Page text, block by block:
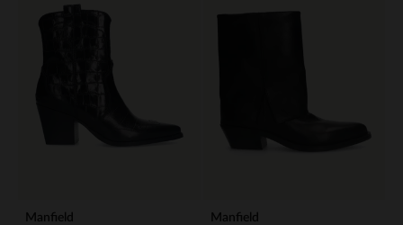
Manfield Manfield